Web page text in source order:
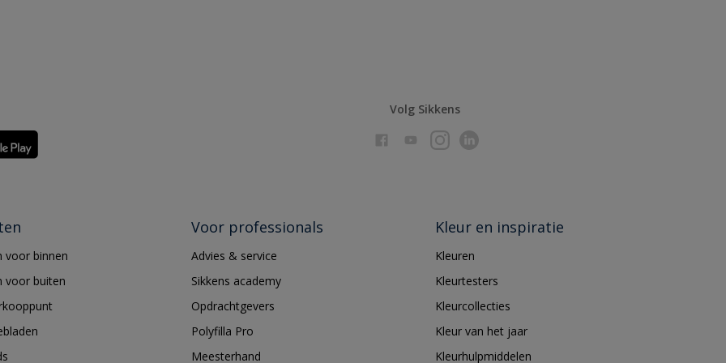
Volg Sikkens
voor binnen
voor buiten
Voor professionals
Advies & service
Sikkens academy
Opdrachtgevers
Polyfilla Pro
Meesterhand
Kleur en inspiratie
Kleuren
Kleurtesters
Kleurcollecties
Kleur van het jaar
Kleurhulpmiddelen